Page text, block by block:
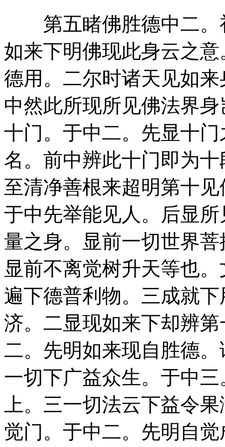
第五睹佛胜德中二。
如来下明佛现此身云之
德用。二尔时诸天见如
中然此所现所见佛法界
十门。于中二。先显十
名。前中辨此十门即为
至清净善根来超明第十
于中先举能见人。后显
量之身。显前一切世界
显前不离觉树升天等也
遍下德普利物。三成就
济。二显现如来下却辨
二。先明如来现自胜德
一切下广益众生。于中
上。三一切法云下益令
觉门。于中二。先明自